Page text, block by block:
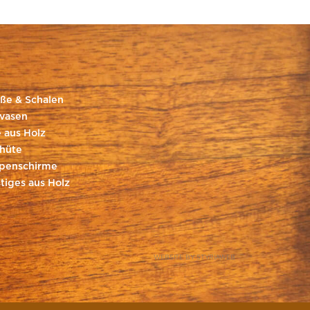
& Schalen
aus Holz
aus Holz
WEBSITE BY STYRIAWEB